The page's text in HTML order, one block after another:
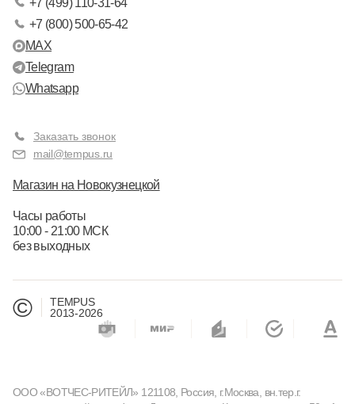
+7 (499) 110-31-64
+7 (800) 500-65-42
MAX
Telegram
Whatsapp
Заказать звонок
mail@tempus.ru
Магазин на Новокузнецкой
Часы работы
10:00 - 21:00 МСК
без выходных
©
TEMPUS
2013-2026
ООО «ВОТЧЕС-РИТЕЙЛ» 121108, Россия, г.Москва, вн.тер.г.